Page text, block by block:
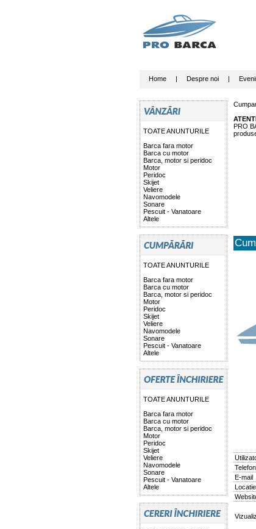
Home| Despre noi|
TOATE ANUNTURILE
Barca fara motor
Barca cu motor
Barca, motor si peridoc
Motor
Peridoc
Skijet
Veliere
Navomodele
Sonare
Pescuit - Vanatoare
Altele
TOATE ANUNTURILE
Barca fara motor
Barca cu motor
Barca, motor si peridoc
Motor
Peridoc
Skijet
Veliere
Navomodele
Sonare
Pescuit - Vanatoare
Altele
TOATE ANUNTURILE
Barca fara motor
Barca cu motor
Barca, motor si peridoc
Motor
Peridoc
Skijet
Veliere
Navomodele
Sonare
Pescuit - Vanatoare
Altele
PRO
Telefon
E-mail
Locatie